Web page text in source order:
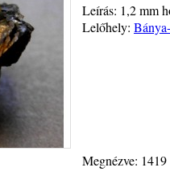
Leírás: 1,2 mm
Lelőhely:
Megnézve: